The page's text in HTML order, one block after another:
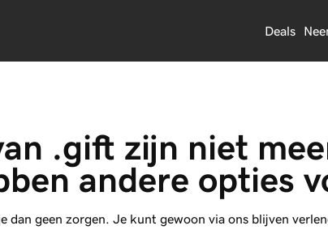
Deals
.gift zijn niet
andere opties
dan geen zorgen. Je kunt gewoon via ons blijven